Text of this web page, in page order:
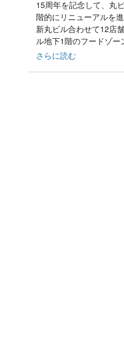
15周年を記念して、丸
階的にリニューアルを
新丸ビル合わせて12店
ル地下1階のフードゾー
さらに読む